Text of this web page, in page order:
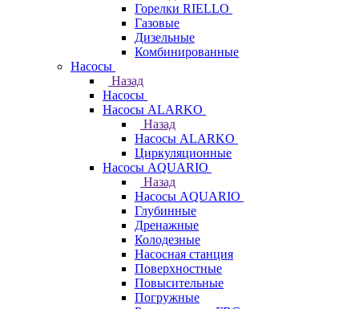
Горелки RIELLO
Газовые
Дизельные
Комбинированные
Насосы
Назад
Насосы
Насосы ALARKO
Назад
Насосы ALARKO
Циркуляционные
Насосы AQUARIO
Назад
Насосы AQUARIO
Глубинные
Дренажные
Колодезные
Насосная станция
Поверхностные
Повысительные
Погружные